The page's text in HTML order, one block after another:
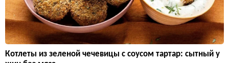
Котлеты из зеленой чечевицы с соусом тартар: сытный у